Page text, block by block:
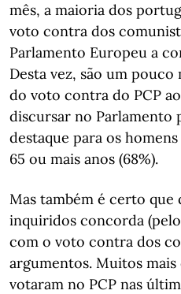
mês, a maioria dos
voto contra dos
Parlamento Europeu a
Desta vez, são um
do voto contra do PCP
discursar no Parlamento
destaque para os
65 ou mais anos (68%).
Mas também é certo que
inquiridos concorda
com o voto contra dos
argumentos. Muitos mais
votaram no PCP nas